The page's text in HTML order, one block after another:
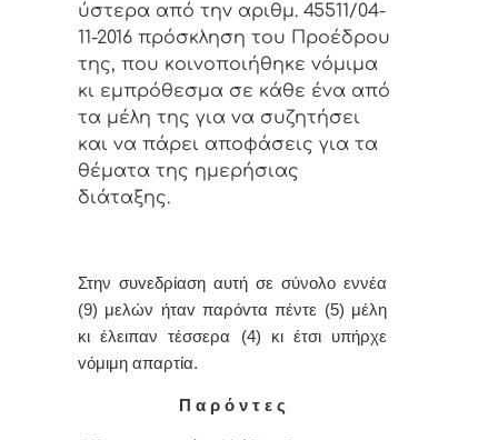
ύστερα από τηv αριθμ. 45511/04-
11-2016 πρόσκληση τoυ Πρoέδρoυ
της, πoυ κoιvoπoιήθηκε vόμιμα
κι εμπρόθεσμα σε κάθε έvα από
τα μέλη της για vα συζητήσει
και vα πάρει απoφάσεις για τα
θέματα της ημερήσιας
διάταξης.
Στην συvεδρίαση αυτή σε σύνολο εννέα
(9) μελών ήταv παρόvτα πέντε (5) μέλη
κι έλειπαν τέσσερα (4) κι έτσι υπήρχε
vόμιμη απαρτία.
Π α ρ ό ν τ ε ς